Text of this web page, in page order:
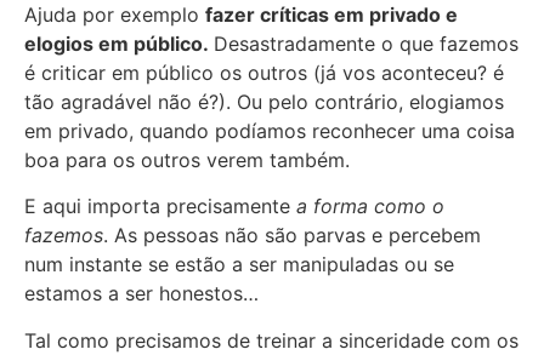
Ajuda por exemplo fazer críticas em privado e
elogios em público. Desastradamente o que fazemos
é criticar em público os outros (já vos aconteceu? é
tão agradável não é?). Ou pelo contrário, elogiamos
em privado, quando podíamos reconhecer uma coisa
boa para os outros verem também.
E aqui importa precisamente a forma como o
fazemos. As pessoas não são parvas e percebem
num instante se estão a ser manipuladas ou se
estamos a ser honestos…
Tal como precisamos de treinar a sinceridade com os